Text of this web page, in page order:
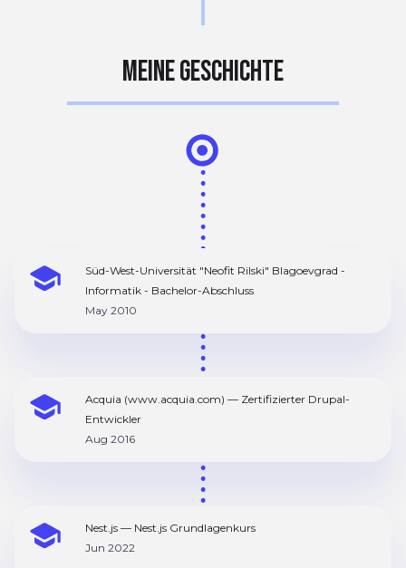
MEINE GESCHICHTE
Süd-West-Universität "Neofit Rilski" Blagoevgrad -
Informatik - Bachelor-Abschluss
May 2010
Acquia (www.acquia.com) — Zertifizierter Drupal-
Entwickler
Aug 2016
Nest.js — Nest.js Grundlagenkurs
Jun 2022